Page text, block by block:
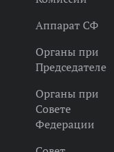
Аппарат СФ
Органы при
Председателе
Органы при
Совете
Федерации